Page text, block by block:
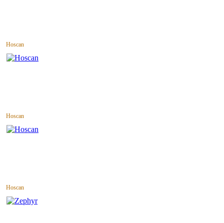
Hoscan
Hoscan
Hoscan